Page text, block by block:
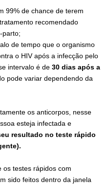
99% de chance de terem
recomendado
parto;
de tempo que o organismo
o HIV após a infecção pelo
intervalo é de 30 dias após a
pode variar dependendo da
os anticorpos, nesse
esteja infectada e
resultado no teste rápido
os testes rápidos com
sido feitos dentro da janela